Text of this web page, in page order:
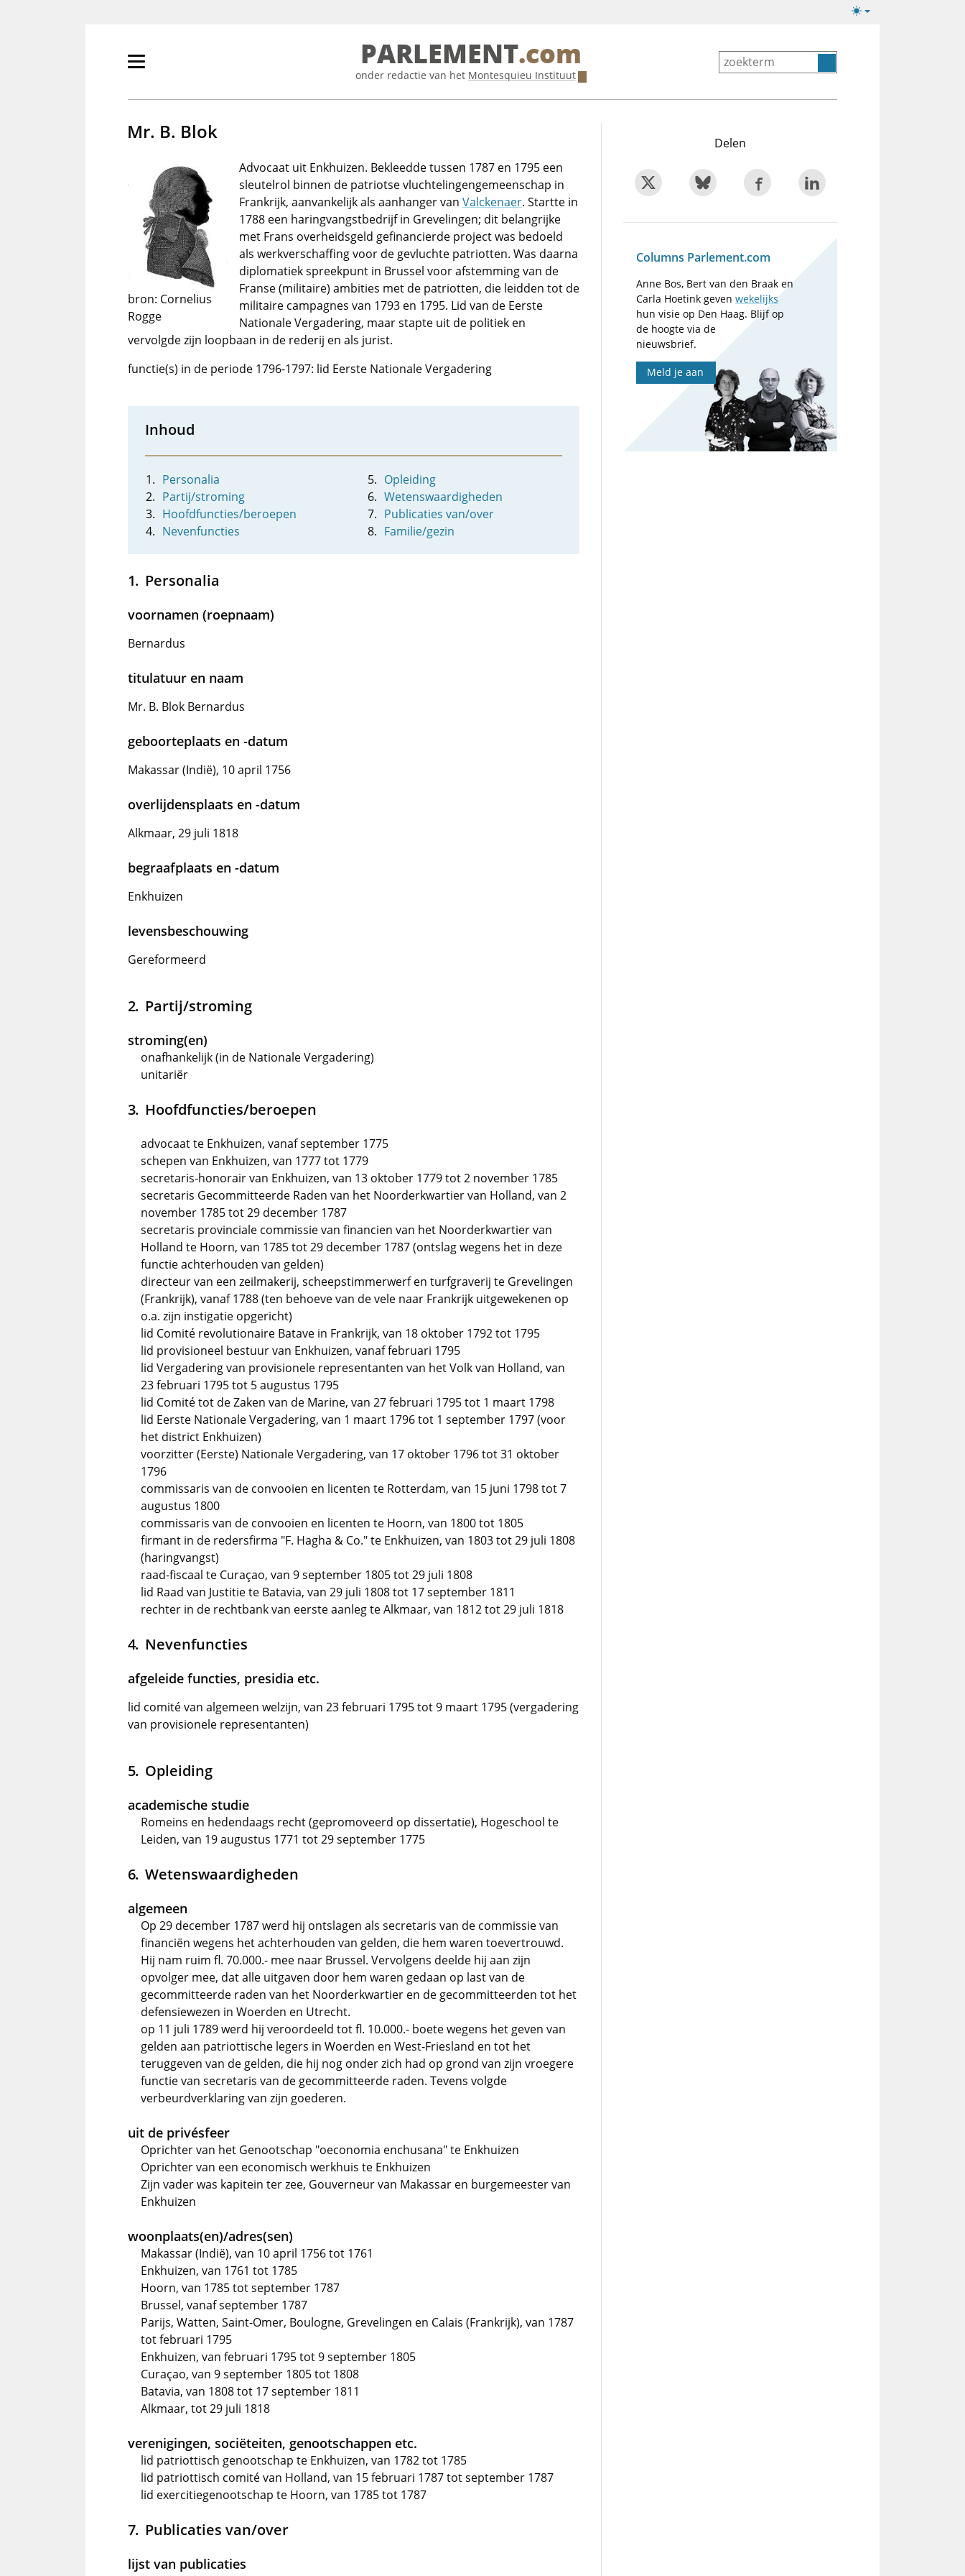
Lichte/donkere
Primair
tonen/verbergen
PARLEMENT.com
onder redactie van het Montesquieu Instituut
Mr. B. Blok
bron: Cornelius
Rogge
Advocaat uit Enkhuizen. Bekleedde tussen 1787 en 1795 een
sleutelrol binnen de patriotse vluchtelingengemeenschap in
Frankrijk, aanvankelijk als aanhanger van Valckenaer. Startte in
1788 een haringvangstbedrijf in Grevelingen; dit belangrijke
met Frans overheidsgeld gefinancierde project was bedoeld
als werkverschaffing voor de gevluchte patriotten. Was daarna
diplomatiek spreekpunt in Brussel voor afstemming van de
Franse (militaire) ambities met de patriotten, die leidden tot de
militaire campagnes van 1793 en 1795. Lid van de Eerste
Nationale Vergadering, maar stapte uit de politiek en
vervolgde zijn loopbaan in de rederij en als jurist.
functie(s) in de periode 1796-1797: lid Eerste Nationale Vergadering
Inhoud
Personalia
Partij/stroming
Hoofdfuncties/beroepen
Nevenfuncties
Opleiding
Wetenswaardigheden
Publicaties van/over
Familie/gezin
Personalia
voornamen (roepnaam)
Bernardus
titulatuur en naam
Mr. B. Blok Bernardus
geboorteplaats en -datum
Makassar (Indië), 10 april 1756
overlijdensplaats en -datum
Alkmaar, 29 juli 1818
begraafplaats en -datum
Enkhuizen
levensbeschouwing
Gereformeerd
Partij/stroming
stroming(en)
onafhankelijk (in de Nationale Vergadering)
unitariër
Hoofdfuncties/beroepen
advocaat te Enkhuizen, vanaf september 1775
schepen van Enkhuizen, van 1777 tot 1779
secretaris-honorair van Enkhuizen, van 13 oktober 1779 tot 2 november 1785
secretaris Gecommitteerde Raden van het Noorderkwartier van Holland, van 2
november 1785 tot 29 december 1787
secretaris provinciale commissie van financien van het Noorderkwartier van
Holland te Hoorn, van 1785 tot 29 december 1787 (ontslag wegens het in deze
functie achterhouden van gelden)
directeur van een zeilmakerij, scheepstimmerwerf en turfgraverij te Grevelingen
(Frankrijk), vanaf 1788 (ten behoeve van de vele naar Frankrijk uitgewekenen op
o.a. zijn instigatie opgericht)
lid Comité revolutionaire Batave in Frankrijk, van 18 oktober 1792 tot 1795
lid provisioneel bestuur van Enkhuizen, vanaf februari 1795
lid Vergadering van provisionele representanten van het Volk van Holland, van
23 februari 1795 tot 5 augustus 1795
lid Comité tot de Zaken van de Marine, van 27 februari 1795 tot 1 maart 1798
lid Eerste Nationale Vergadering, van 1 maart 1796 tot 1 september 1797 (voor
het district Enkhuizen)
voorzitter (Eerste) Nationale Vergadering, van 17 oktober 1796 tot 31 oktober
1796
commissaris van de convooien en licenten te Rotterdam, van 15 juni 1798 tot 7
augustus 1800
commissaris van de convooien en licenten te Hoorn, van 1800 tot 1805
firmant in de redersfirma "F. Hagha & Co." te Enkhuizen, van 1803 tot 29 juli 1808
(haringvangst)
raad-fiscaal te Curaçao, van 9 september 1805 tot 29 juli 1808
lid Raad van Justitie te Batavia, van 29 juli 1808 tot 17 september 1811
rechter in de rechtbank van eerste aanleg te Alkmaar, van 1812 tot 29 juli 1818
Nevenfuncties
afgeleide functies, presidia etc.
lid comité van algemeen welzijn, van 23 februari 1795 tot 9 maart 1795 (vergadering
van provisionele representanten)
Opleiding
academische studie
Romeins en hedendaags recht (gepromoveerd op dissertatie), Hogeschool te
Leiden, van 19 augustus 1771 tot 29 september 1775
Wetenswaardigheden
algemeen
Op 29 december 1787 werd hij ontslagen als secretaris van de commissie van
financiën wegens het achterhouden van gelden, die hem waren toevertrouwd.
Hij nam ruim fl. 70.000.- mee naar Brussel. Vervolgens deelde hij aan zijn
opvolger mee, dat alle uitgaven door hem waren gedaan op last van de
gecommitteerde raden van het Noorderkwartier en de gecommitteerden tot het
defensiewezen in Woerden en Utrecht.
op 11 juli 1789 werd hij veroordeeld tot fl. 10.000.- boete wegens het geven van
gelden aan patriottische legers in Woerden en West-Friesland en tot het
teruggeven van de gelden, die hij nog onder zich had op grond van zijn vroegere
functie van secretaris van de gecommitteerde raden. Tevens volgde
verbeurdverklaring van zijn goederen.
uit de privésfeer
Oprichter van het Genootschap "oeconomia enchusana" te Enkhuizen
Oprichter van een economisch werkhuis te Enkhuizen
Zijn vader was kapitein ter zee, Gouverneur van Makassar en burgemeester van
Enkhuizen
woonplaats(en)/adres(sen)
Makassar (Indië), van 10 april 1756 tot 1761
Enkhuizen, van 1761 tot 1785
Hoorn, van 1785 tot september 1787
Brussel, vanaf september 1787
Parijs, Watten, Saint-Omer, Boulogne, Grevelingen en Calais (Frankrijk), van 1787
tot februari 1795
Enkhuizen, van februari 1795 tot 9 september 1805
Curaçao, van 9 september 1805 tot 1808
Batavia, van 1808 tot 17 september 1811
Alkmaar, tot 29 juli 1818
verenigingen, sociëteiten, genootschappen etc.
lid patriottisch genootschap te Enkhuizen, van 1782 tot 1785
lid patriottisch comité van Holland, van 15 februari 1787 tot september 1787
lid exercitiegenootschap te Hoorn, van 1785 tot 1787
Publicaties van/over
lijst van publicaties
Delen
Columns Parlement.com
Anne Bos, Bert van den Braak en
Carla Hoetink gevenwekelijks
hun visie op Den Haag. Blijf op
de hoogte via de
nieuwsbrief.
Meld je aan